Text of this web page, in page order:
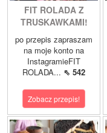
FIT ROLADA Z
TRUSKAWKAMI!
po przepis zapraszam
na moje konto na
InstagramieFIT
ROLADA... ⇖ 542
Zobacz przepis!